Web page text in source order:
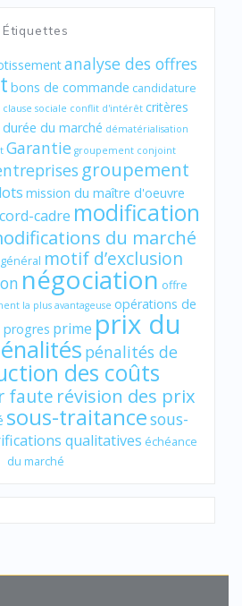
Étiquettes
analyse des offres
bons de commande candidature
clause sociale conflit d'intérêt critères
durée du marché dématérialisation
Garantie groupement conjoint
groupement
lots mission du maître d'oeuvre
cadre modification
du marché
motif d’exclusion
négociation offre
la plus avantageuse opérations de
progres prime prix du
pénalités de
des coûts
faute révision des prix
sous-traitancesous-
qualitatives échéance
du marché